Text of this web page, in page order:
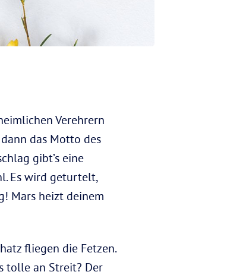
Verehrern
das Motto des
gibt’s eine
Es wird geturtelt,
Mars heizt deinem
fliegen die Fetzen.
tolle an Streit? Der